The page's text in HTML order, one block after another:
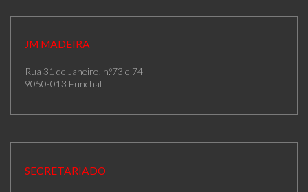
JM MADEIRA
Rua 31 de Janeiro, n.º73 e 74
9050-013 Funchal
SECRETARIADO